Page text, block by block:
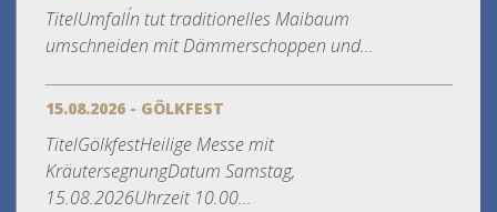
TitelUmfall´n tut traditionelles Maibaum
umschneiden mit Dämmerschoppen und...
15.08.2026 - GÖLKFEST
TitelGölkfestHeilige Messe mit
KräutersegnungDatum Samstag,
15.08.2026Uhrzeit 10.00...